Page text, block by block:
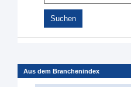
Aus dem Branchenindex